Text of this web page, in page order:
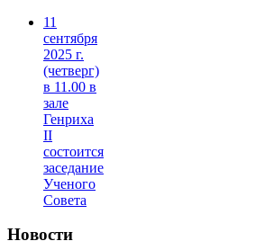
11
сентября
2025 г.
(четверг)
в 11.00 в
зале
Генриха
II
состоится
заседание
Ученого
Совета
Новости